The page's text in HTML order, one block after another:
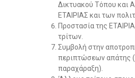
Δικτυακού Τόπου και
ΕΤΑΙΡΙΑΣ και των
Προστασία της
τρίτων.
Συμβολή στην
περιπτώσεων απάτης
παραχάραξη).